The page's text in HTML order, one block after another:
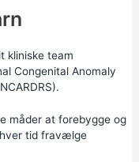
kliniske team
Congenital Anomaly
måder at forebygge og
tid fravælge